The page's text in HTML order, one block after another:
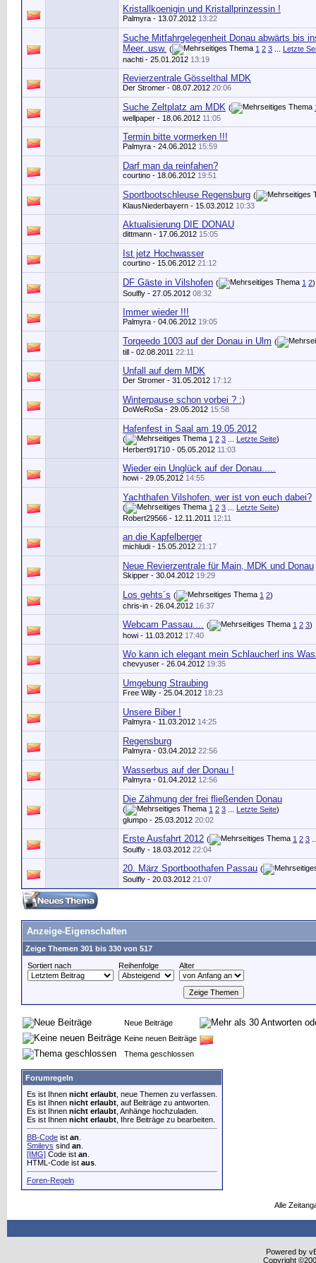
Kristallkoenigin und Kristallprinzessin !
Palmyra - 13.07.2012 13:22
Suche Mitfahrgelegenheit Donau abwärts bis
Meer..usw. ( 1 2 3
Letzte
nachti - 25.01.2012 13:19
Revierzentrale Gösselthal MDK
Der Stromer - 08.07.2012 20:06
Suche Zeltplatz am MDK (
wellpaper - 18.06.2012 11:05
Termin bitte vormerken !!!
Palmyra - 24.06.2012 15:59
Darf man da reinfahen?
courtino - 18.06.2012 19:51
Sportbootschleuse Regensburg (
KlausNiederbayern - 15.03.2012 10:33
Aktualisierung DIE DONAU
dittmann - 17.06.2012 15:05
Ist jetz Hochwasser
courtino - 15.06.2012 21:12
DF Gäste in Vilshofen ( 1 2)
Soulfly - 27.05.2012 08:32
Immer wieder !!!
Palmyra - 04.06.2012 19:05
Torqeedo 1003 auf der Donau in Ulm (
till - 02.08.2011 22:11
Unfall auf dem MDK
Der Stromer - 31.05.2012 17:12
Winterpause schon vorbei ? :)
DoWeRoSa - 29.05.2012 15:58
Hafenfest in Saal am 19.05.2012
( 1 2 3 Letzte Seite)
Herbert91710 - 05.05.2012 11:03
Wieder ein Unglück auf der Donau.....
howi - 29.05.2012 14:55
Yachthafen Vilshofen, wer ist von euch dabei?
( 1 2 3 Letzte Seite)
Robert29566 - 12.11.2011 12:11
an die Kapfelberger
michludi - 15.05.2012 21:17
Neue Revierzentrale für Main, MDK und Donau
Skipper - 30.04.2012 19:29
Los gehts´s ( 1 2)
chris-in - 26.04.2012 16:37
Webcam Passau.... ( 1 2 3)
howi - 11.03.2012 17:40
Wo kann ich elegant mein Schlaucherl ins
chevyuser - 26.04.2012 19:35
Umgebung Straubing
Free Willy - 25.04.2012 18:23
Unsere Biber !
Palmyra - 11.03.2012 14:25
Regensburg
Palmyra - 03.04.2012 22:56
Wasserbus auf der Donau !
Palmyra - 01.04.2012 12:56
Die Zähmung der frei fließenden Donau
( 1 2 3 Letzte Seite)
glumpo - 25.03.2012 20:02
Erste Ausfahrt 2012 ( 1 2 3
Soulfly - 18.03.2012 22:04
20. März Sportboothafen Passau (
Soulfly - 20.03.2012 21:07
Anzeige-Eigenschaften
Zeige Themen 301 bis 330 von 517
Sortiert nach
Reihenfolge Alter
Neue Beiträge
Keine neuen Beiträge
Thema geschlossen
Forumregeln
Es ist Ihnen nicht erlaubt , neue Themen zu verfassen.
Es ist Ihnen nicht erlaubt , auf Beiträge zu antworten.
Es ist Ihnen nicht erlaubt , Anhänge hochzuladen.
Es ist Ihnen nicht erlaubt , Ihre Beiträge zu bearbeiten.
BB-Code ist an
Smileys sind an
[IMG] Code ist an
HTML-Code ist aus
Foren-Regeln
Alle
Powered by
Copyright